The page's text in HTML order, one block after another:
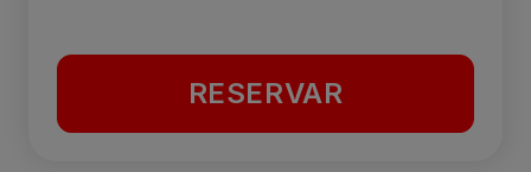
RESERVAR